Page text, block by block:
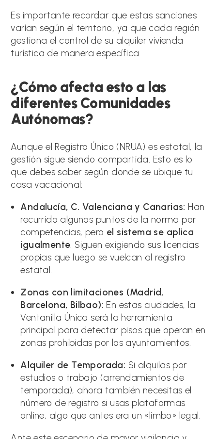
Es importante recordar que estas sanciones
varían según el territorio, ya que cada región
gestiona el control de su alquiler vivienda
turística de manera específica.
¿Cómo afecta esto a las
diferentes Comunidades
Autónomas?
Aunque el Registro Único (NRUA) es estatal, la
gestión sigue siendo compartida. Esto es lo
que debes saber según donde se ubique tu
casa vacacional:
Andalucía, C. Valenciana y Canarias: Han
recurrido algunos puntos de la norma por
competencias, pero el sistema se aplica
igualmente. Siguen exigiendo sus licencias
propias que luego se vuelcan al registro
estatal.
Zonas con limitaciones (Madrid,
Barcelona, Bilbao): En estas ciudades, la
Ventanilla Única será la herramienta
principal para detectar pisos que operan en
zonas prohibidas por los ayuntamientos.
Alquiler de Temporada: Si alquilas por
estudios o trabajo (arrendamientos de
temporada), ahora también necesitas el
número de registro si usas plataformas
online, algo que antes era un «limbo» legal.